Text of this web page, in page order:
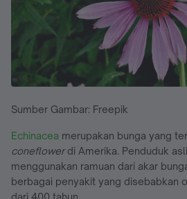
Sumber Gambar: Freepik
Echinacea merupakan bunga yang
coneflowerdi Amerika. Penduduk
menggunakan ramuan dari akar
berbagai penyakit yang disebabkan
dari 400 tahun.